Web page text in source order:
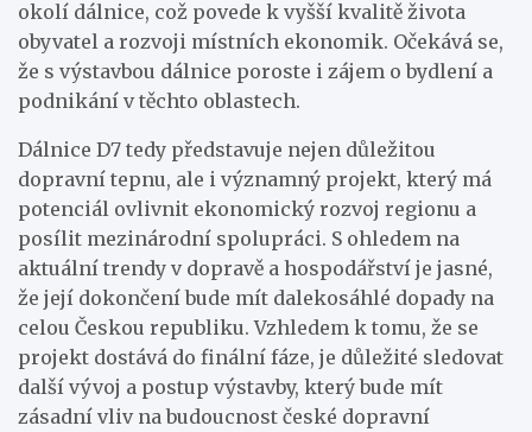
okolí dálnice, což povede k vyšší kvalitě života
obyvatel a rozvoji místních ekonomik. Očekává se,
že s výstavbou dálnice poroste i zájem o bydlení a
podnikání v těchto oblastech.
Dálnice D7 tedy představuje nejen důležitou
dopravní tepnu, ale i významný projekt, který má
potenciál ovlivnit ekonomický rozvoj regionu a
posílit mezinárodní spolupráci. S ohledem na
aktuální trendy v dopravě a hospodářství je jasné,
že její dokončení bude mít dalekosáhlé dopady na
celou Českou republiku. Vzhledem k tomu, že se
projekt dostává do finální fáze, je důležité sledovat
další vývoj a postup výstavby, který bude mít
zásadní vliv na budoucnost české dopravní